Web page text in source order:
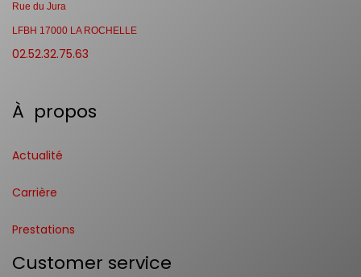
Rue du Jura
LFBH 17000 LA ROCHELLE
02.52.32.75.63
À propos
Actualité
Carrière
Prestations
Customer service